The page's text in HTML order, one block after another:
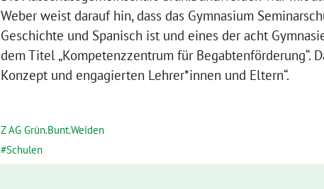
Weber weist darauf hin, dass das Gymnasium
Geschichte und Spanisch ist und eines der acht
dem Titel „Kompetenzzentrum für
Konzept und engagierten Lehrer*innen und Eltern“.
Z AG Grün.Bunt.Weiden
Schulen